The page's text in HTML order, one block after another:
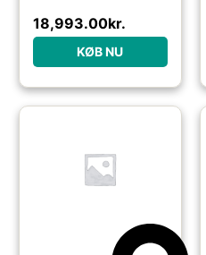
18,993.00kr.
KØB NU